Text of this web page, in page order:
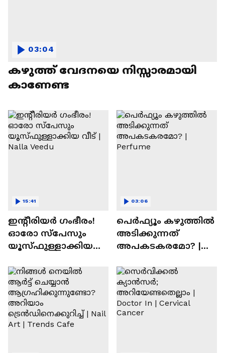
കഴുത്ത് വേദനയെ നിസ്സാരമായി
കാണേണ്ട
03:04
ഇന്റീരിയർ ഗംഭീരം!
ഓരോ സ്‌പേസും
യൂസ്ഫുള്ളാക്കിയ
15:41
പെർഫ്യൂം കഴുത്തിൽ
അടിക്കുന്നത്
അപകടകരമോ? |
03:06